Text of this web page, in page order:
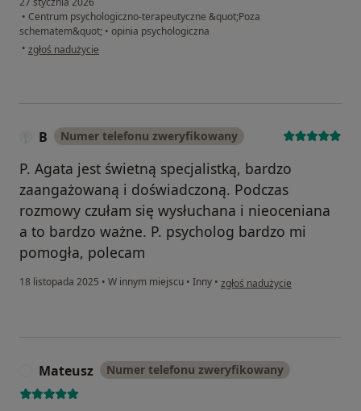
• Centrum psychologiczno-terapeutyczne &quot;Poza
schematem&quot; • opinia psychologiczna
• w opinii użytkownika Damian
zgłoś nadużycie
B Numer telefonu zweryfikowany
P. Agata jest świetną specjalistką, bardzo
zaangażowaną i doświadczoną. Podczas
rozmowy czułam się wysłuchana i nieoceniana
a to bardzo ważne. P. psycholog bardzo mi
pomogła, polecam
18 listopada 2025 • W innym miejscu • Inny • w opinii użytkownika B
zgłoś nadużycie
Mateusz Numer telefonu zweryfikowany